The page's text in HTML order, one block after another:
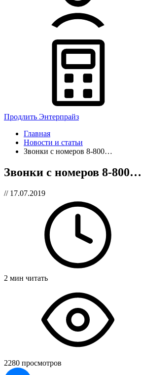
Продлить Энтерпрайз
Главная
Новости и статьи
Звонки с номеров 8-800…
Звонки с номеров 8-800…
// 17.07.2019
2 мин читать
2280 просмотров